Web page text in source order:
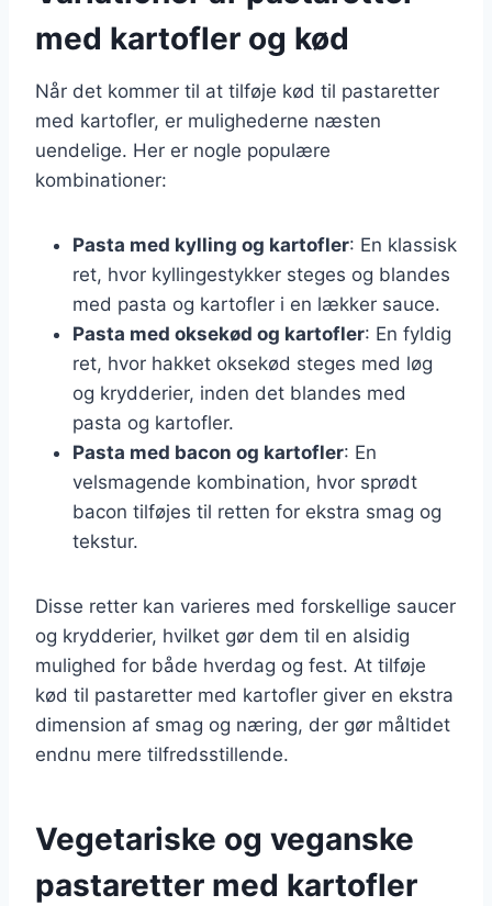
med kartofler og kød
Når det kommer til at tilføje kød til pastaretter
med kartofler, er mulighederne næsten
uendelige. Her er nogle populære
kombinationer:
Pasta med kylling og kartofler: En klassisk
ret, hvor kyllingestykker steges og blandes
med pasta og kartofler i en lækker sauce.
Pasta med oksekød og kartofler: En fyldig
ret, hvor hakket oksekød steges med løg
og krydderier, inden det blandes med
pasta og kartofler.
Pasta med bacon og kartofler: En
velsmagende kombination, hvor sprødt
bacon tilføjes til retten for ekstra smag og
tekstur.
Disse retter kan varieres med forskellige saucer
og krydderier, hvilket gør dem til en alsidig
mulighed for både hverdag og fest. At tilføje
kød til pastaretter med kartofler giver en ekstra
dimension af smag og næring, der gør måltidet
endnu mere tilfredsstillende.
Vegetariske og veganske
pastaretter med kartofler